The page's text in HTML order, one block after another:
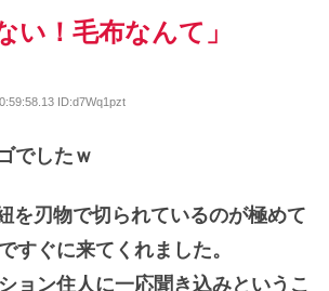
い！毛布なんて」
ID:d7Wq1pzt
でしたｗ
を刃物で切られているのが極めて
すぐに来てくれました。
ョン住人に一応聞き込みというこ